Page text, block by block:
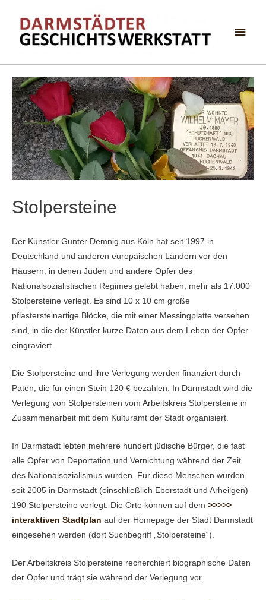
Stolpersteine
Der Künstler Gunter Demnig aus Köln hat seit 1997 in
Deutschland und anderen europäischen Ländern vor den
Häusern, in denen Juden und andere Opfer des
Nationalsozialistischen Regimes gelebt haben, mehr als 17.000
Stolpersteine verlegt. Es sind 10 x 10 cm große
pflastersteinartige Blöcke, die mit einer Messingplatte versehen
sind, in die der Künstler kurze Daten aus dem Leben der Opfer
eingraviert.
Die Stolpersteine und ihre Verlegung werden finanziert durch
Paten, die für einen Stein 120 € bezahlen. In Darmstadt wird die
Verlegung von Stolpersteinen vom Arbeitskreis Stolpersteine in
Zusammenarbeit mit dem Kulturamt der Stadt organisiert.
In Darmstadt lebten mehrere hundert jüdische Bürger, die fast
alle Opfer von Deportation und Vernichtung während der Zeit
des Nationalsozialismus wurden. Für diese Menschen wurden
seit 2005 in Darmstadt (einschließlich Eberstadt und Arheilgen)
190 Stolpersteine verlegt. Die Orte können auf dem >>>>>
interaktiven Stadtplan auf der Homepage der Stadt Darmstadt
eingesehen werden (dort Suchbegriff „Stolpersteine“).
Der Arbeitskreis Stolpersteine recherchiert biographische Daten
der Opfer und trägt sie während der Verlegung vor.